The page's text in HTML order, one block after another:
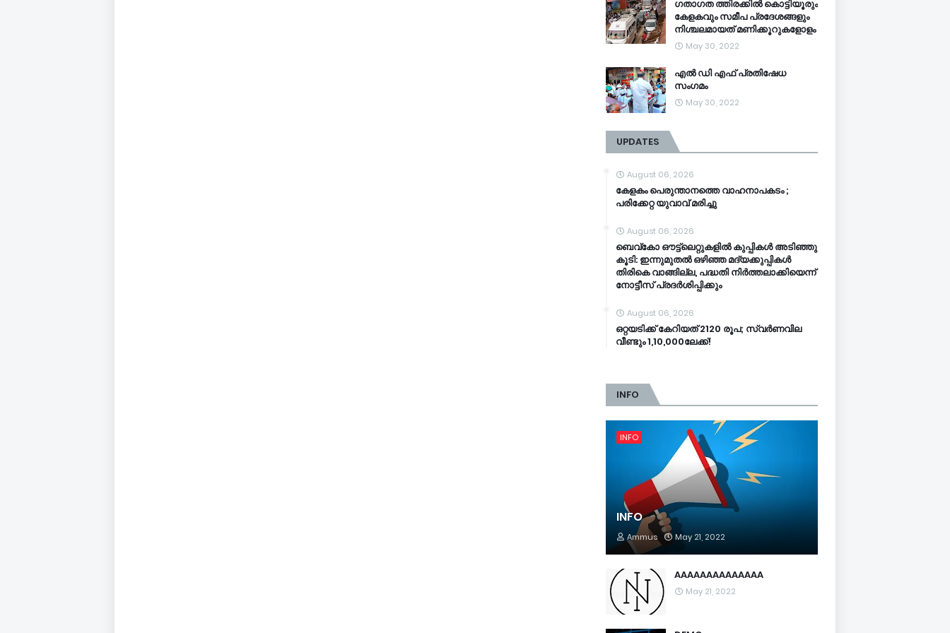
ഗതാഗത ത്തിരക്കിൽ കൊട്ടിയൂരും
കേളകവും സമീപ പ്രദേശങ്ങളും
നിശ്ചലമായത് മണിക്കൂറുകളോളം
May 30, 2022
എൽ ഡി എഫ് പ്രതിഷേധ
സംഗമം
May 30, 2022
UPDATES
August 06, 2026
കേളകം പെരുന്താനത്തെ വാഹനാപകടം ;
പരിക്കേറ്റ യുവാവ് മരിച്ചു
August 06, 2026
ബെവ്‌കോ ഔട്ട്‌ലെറ്റുകളില്‍ കുപ്പികള്‍ അടിഞ്ഞു
കൂടി: ഇന്നുമുതല്‍ ഒഴിഞ്ഞ മദ്യക്കുപ്പികള്‍
തിരികെ വാങ്ങില്ല, പദ്ധതി നിര്‍ത്തലാക്കിയെന്ന്
നോട്ടീസ് പ്രദര്‍ശിപ്പിക്കും
August 06, 2026
ഒറ്റയടിക്ക് കേറിയത് 2120 രൂപ; സ്വര്‍ണവില
വീണ്ടും 1,10,000ലേക്ക്!
INFO
INFO
INFO
Ammus May 21, 2022
AAAAAAAAAAAAAA
May 21, 2022